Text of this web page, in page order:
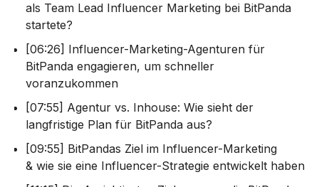
als Team Lead Influencer Marketing bei BitPanda
startete?
[06:26] Influencer-Marketing-Agenturen für
BitPanda engagieren, um schneller
voranzukommen
[07:55] Agentur vs. Inhouse: Wie sieht der
langfristige Plan für BitPanda aus?
[09:55] BitPandas Ziel im Influencer-Marketing
& wie sie eine Influencer-Strategie entwickelt haben